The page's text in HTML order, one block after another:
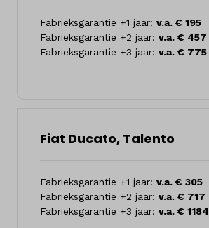
Fabrieksgarantie +1 jaar: v.a. € 195
Fabrieksgarantie +2 jaar: v.a. € 457
Fabrieksgarantie +3 jaar: v.a. € 775
Fiat Ducato, Talento
Fabrieksgarantie +1 jaar: v.a. € 305
Fabrieksgarantie +2 jaar: v.a. € 717
Fabrieksgarantie +3 jaar: v.a. € 1184